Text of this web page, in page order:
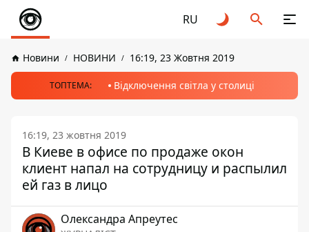
RU
Новини НОВИНИ 16:19, 23 Жовтня 2019
ТОПТЕМА: Відключення світла у столиці
16:19, 23 жовтня 2019
В Киеве в офисе по продаже окон
клиент напал на сотрудницу и распылил
ей газ в лицо
Олександра Апреутес